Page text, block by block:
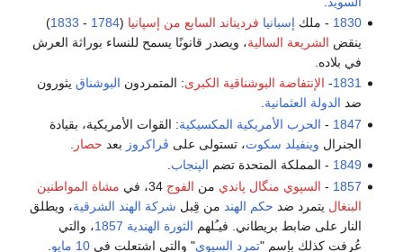
1830 - ملك إسبانيا فرديناند السابع من إسپانيا (
1784
-
1833
)
ينقض الشريعة السالية، ويصدر قانونًا يسمح للنساء بوراثة العرش
في بلاده.
1831
- الإنتفاضة البوشناقية الكبرى: المتمردون البوشناق يثورون
ضد الدولة العثمانية.
1847
- الحرب الأمريكية المكسيكية: القوات الأمريكية، بقيادة
الجنرال وينفيلد سكوت، تستولى على ڤراكروز بعد حصار
1849 - المملكة المتحدة تضم الپنجاب
1857
- السپوي منگال پاندي من الفوج 34، في
مشاة المواطنين
البنغال يتمرد ضد حكم الهند من قِبل شركة الهند الشرقية، ويطلق
النار على ضابط بريطاني. فيـُلهم الثورة الهندية 1857
، والتي
عُرفت كذلك بإسم "تمرد السپوي" والتي اشتعلت في10 مايو